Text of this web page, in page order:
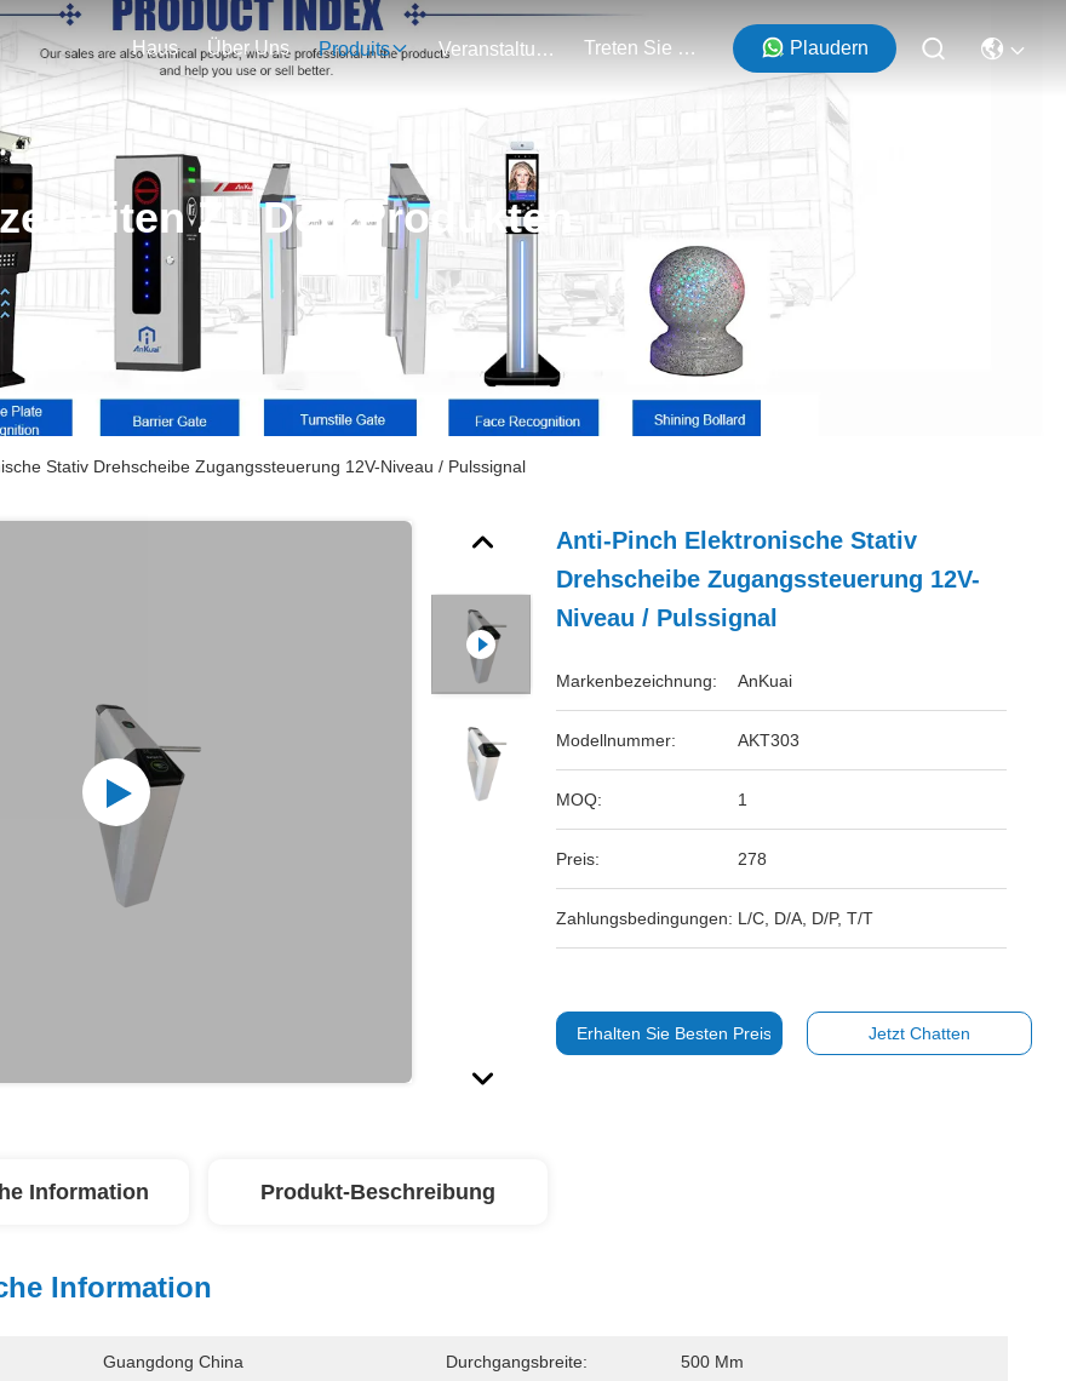
Haus Über Uns Produits Veranstaltungen Treten Sie Mit Uns In Verbindung Plaudern
Zu Den Produkten
Stativ Drehscheibe Zugangssteuerung 12V-Niveau / Pulssignal
Anti-Pinch Elektronische Stativ
Drehscheibe Zugangssteuerung 12V-
Niveau / Pulssignal
Markenbezeichnung: AnKuai
Modellnummer: AKT303
MOQ: 1
Preis: 278
Zahlungsbedingungen: L/C, D/A, D/P, T/T
Erhalten Sie Besten Preis Jetzt Chatten
Information Produkt-Beschreibung
Information
Guangdong China Durchgangsbreite: 500 Mm